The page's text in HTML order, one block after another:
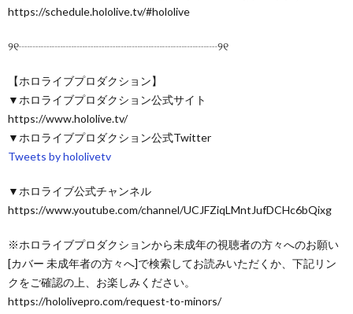
https://schedule.hololive.tv/#hololive
୨୧┈┈┈┈┈┈┈┈┈┈┈┈┈┈┈┈┈┈୨୧
【ホロライブプロダクション】
▼ホロライブプロダクション公式サイト
https://www.hololive.tv/
▼ホロライブプロダクション公式Twitter
Tweets by hololivetv
▼ホロライブ公式チャンネル
https://www.youtube.com/channel/UCJFZiqLMntJufDCHc6bQixg
※ホロライブプロダクションから未成年の視聴者の方々へのお願い
[カバー 未成年者の方々へ]で検索してお読みいただくか、下記リン
クをご確認の上、お楽しみください。
https://hololivepro.com/request-to-minors/